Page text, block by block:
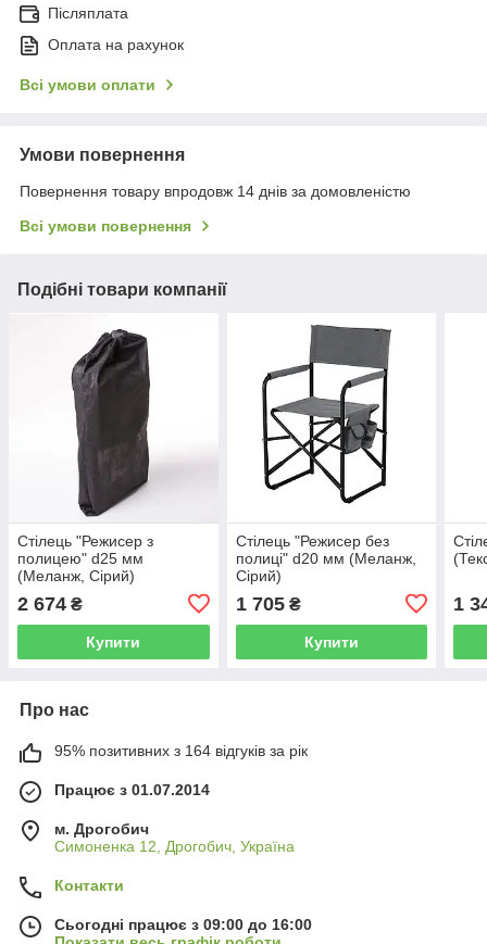
Післяплата
Оплата на рахунок
Всі умови оплати
Умови повернення
Повернення товару впродовж 14 днів за домовленістю
Всі умови повернення
Подібні товари компанії
Стілець "Режисер з
полицею" d25 мм
(Меланж, Сірий)
2 674 ₴
Купити
Стілець "Режисер без
полиці" d20 мм (Меланж,
Сірий)
1 705₴
Купити
1
Про нас
95% позитивних з 164 відгуків за рік
Працює з 01.07.2014
м. Дрогобич
Симоненка 12, Дрогобич, Україна
Контакти
Сьогодні працює з 09:00 до 16:00